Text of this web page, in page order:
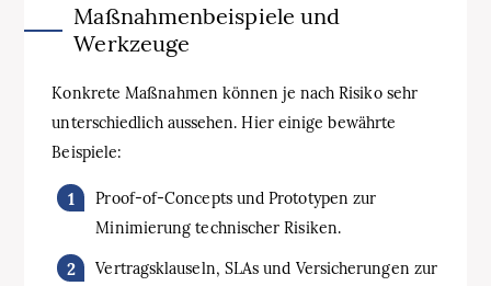
Maßnahmenbeispiele und
Werkzeuge
Konkrete Maßnahmen können je nach Risiko sehr
unterschiedlich aussehen. Hier einige bewährte
Beispiele:
Proof-of-Concepts und Prototypen zur
Minimierung technischer Risiken.
Vertragsklauseln, SLAs und Versicherungen zur